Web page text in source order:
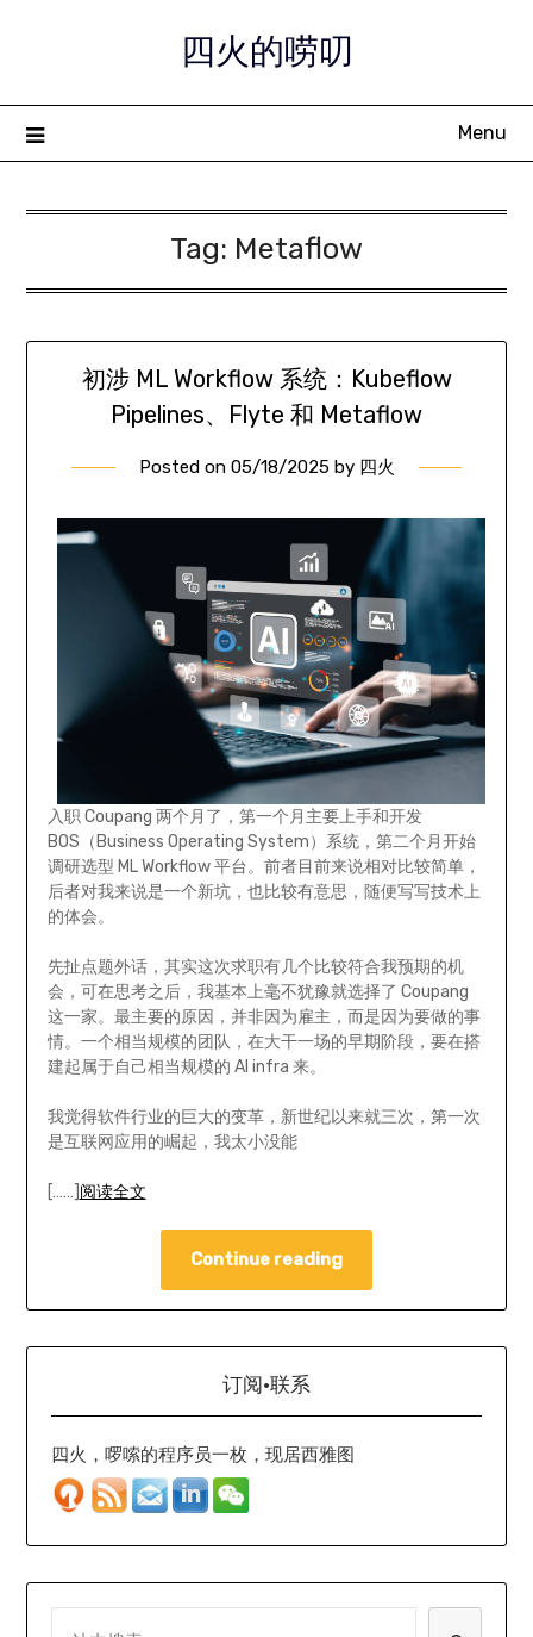
四火的唠叨
Menu
Tag: Metaflow
初涉 ML Workflow 系统：Kubeflow
Pipelines、Flyte 和 Metaflow
Posted on 05/18/2025by 四火
入职 Coupang 两个月了，第一个月主要上手和开发
BOS（Business Operating System）系统，第二个月开始
调研选型 ML Workflow 平台。前者目前来说相对比较简单，
后者对我来说是一个新坑，也比较有意思，随便写写技术上
的体会。
先扯点题外话，其实这次求职有几个比较符合我预期的机
会，可在思考之后，我基本上毫不犹豫就选择了 Coupang
这一家。最主要的原因，并非因为雇主，而是因为要做的事
情。一个相当规模的团队，在大干一场的早期阶段，要在搭
建起属于自己相当规模的 AI infra 来。
我觉得软件行业的巨大的变革，新世纪以来就三次，第一次
是互联网应用的崛起，我太小没能
[……] 阅读全文
Continue reading
订阅·联系
四火，啰嗦的程序员一枚，现居西雅图